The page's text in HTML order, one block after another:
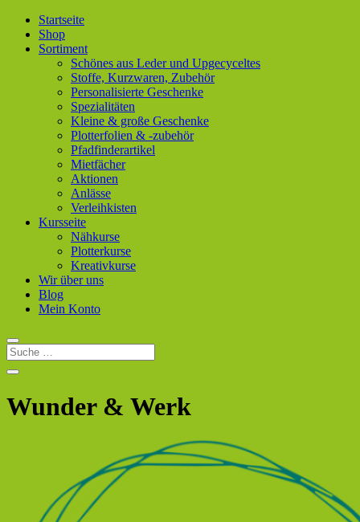
Startseite
Shop
Sortiment
Schönes aus Leder und Upgecyceltes
Stoffe, Kurzwaren, Zubehör
Personalisierte Geschenke
Spezialitäten
Kleine & große Geschenke
Plotterfolien & -zubehör
Pfadfinderartikel
Mietfächer
Aktionen
Anlässe
Verleihkisten
Kursseite
Nähkurse
Plotterkurse
Kreativkurse
Wir über uns
Blog
Mein Konto
Wunder & Werk